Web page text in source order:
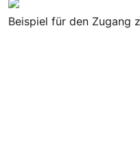
Beispiel für den Zugang